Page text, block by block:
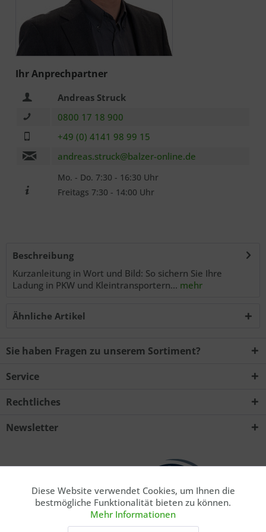
Ich habe dieDatenschutzerklärung
Mit * gekennzeichnete Felder sind Pflichtfelder.
Senden
Ihr Anprechpartner
Andreas Struck
0800 17 18 900
+49 (0) 4141 98 99 15
andreas.struck@balzer-online.de
Mo. - Do. 7:30 - 16:30 Uhr
Freitags 7:30 - 14:00 Uhr
Beschreibung
Kurzanleitung in Wort und Bild: So sichern Sie Ihre
Ladung in PKW und Kleintransportern... mehr
Ähnliche Artikel
Sie haben Fragen zu unserem Sortiment?
Service
Rechtliches
Newsletter
* Privatkunde. Alle Preise inkl. gesetzl. Mehrwertsteuer zzgl.
Funktionale Aktiv
Aktiv
Diese Website verwendet Cookies, um Ihnen die
bestmögliche Funktionalität bieten zu können.
Mehr Informationen